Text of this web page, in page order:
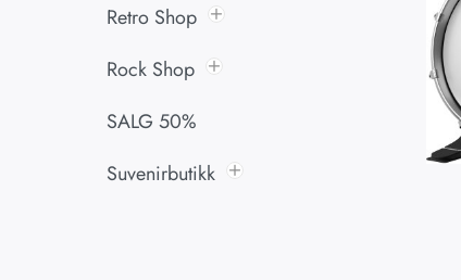
Retro Shop
Rock Shop
SALG 50%
Suvenirbutikk